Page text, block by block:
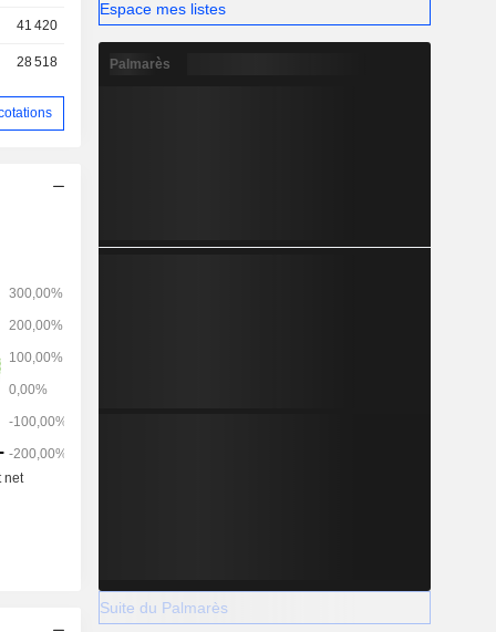
41 420
28 518
Espace mes listes
Palmarès
Suite du Palmarès